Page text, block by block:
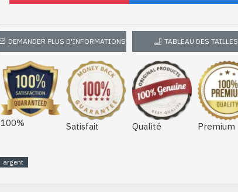
DEMANDER PLUS D'INFORMATIONS TABLEAU DES TAILLES
100% Satisfait Qualité Premium
argent